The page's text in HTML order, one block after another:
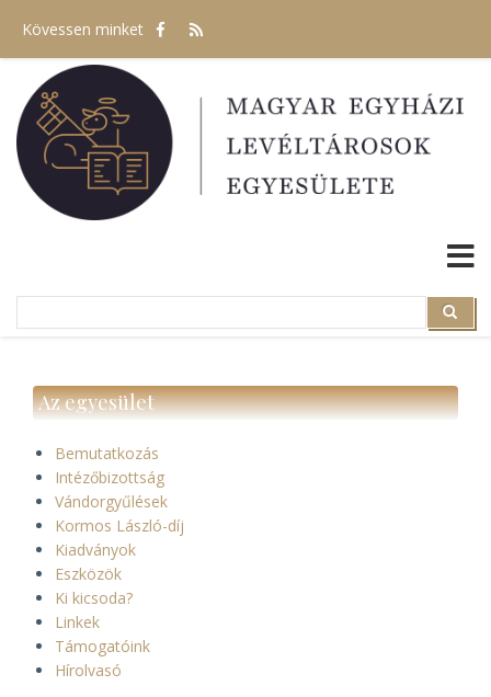
tartalomra
Kövessen minket
Search
Az egyesület
Bemutatkozás
Intézőbizottság
Vándorgyűlések
Kormos László-díj
Kiadványok
Eszközök
Ki kicsoda?
Linkek
Támogatóink
Hírolvasó